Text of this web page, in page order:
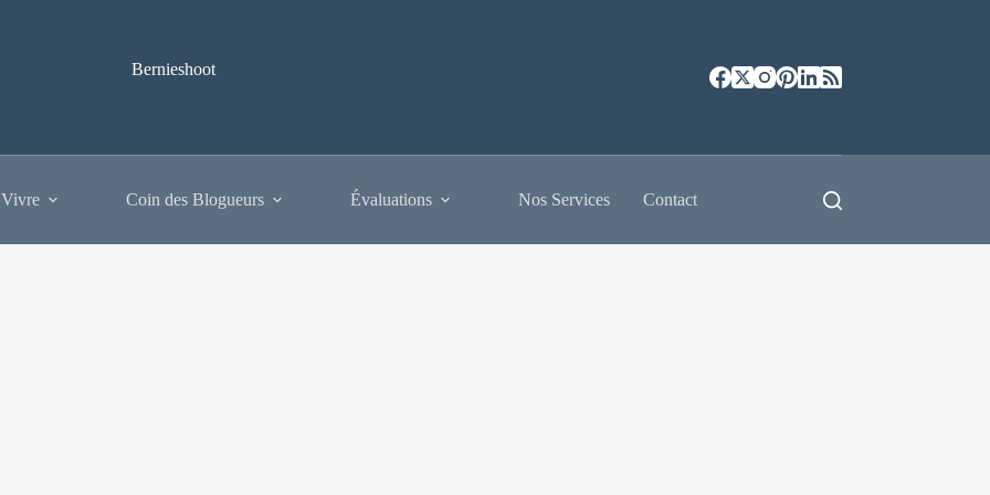
Bernieshoot
Coin des Blogueurs Évaluations Nos Services Contact